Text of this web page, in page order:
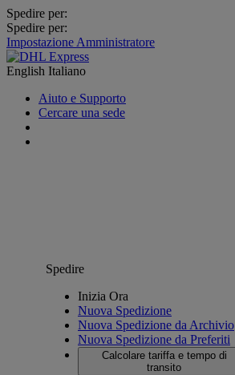
Spedire per:
Spedire per:
Impostazione Amministratore
English Italiano
Aiuto e Supporto
Cercare una sede
Spedire
Inizia Ora
Nuova Spedizione
Nuova Spedizione da Archivio
Nuova Spedizione da Preferiti
Calcolare tariffa e tempo di
transito